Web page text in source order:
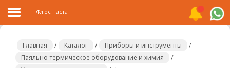
Флюс паста
Главная / Каталог / Приборы и инструменты
/
Паяльно-термическое оборудование и химия
/